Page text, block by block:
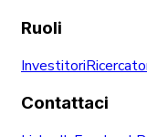
Ruoli
Investitori
Contattaci